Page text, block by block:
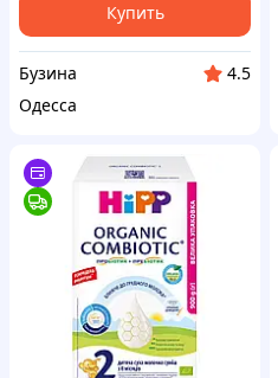
Купить
Бузина
4.5
Одесса